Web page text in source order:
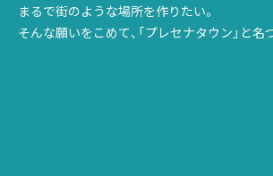
まるで街のような場所を作りたい。
そんな願いをこめて、「プレセナタウン」と名